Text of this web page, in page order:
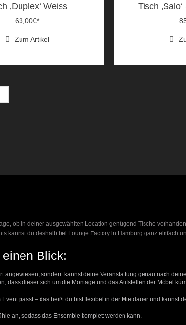
‚Duplex‘ Weiss
63,00€*
Zum Artikel
Tisch
ob in deiner ausgewählten Location genügend Tische
kannst du deshalb bei Lounge Factory in Hamburg ganz einfach
Blick:
angewiesen, sondern kannst deine Veranstaltung genau nach
dass dieser sich um die Montage und das Aufstellen der Möbel
passt – das heißt du bist flexibel in der Mietdauer und
an, sodass das Ensemble komplett werden kann.